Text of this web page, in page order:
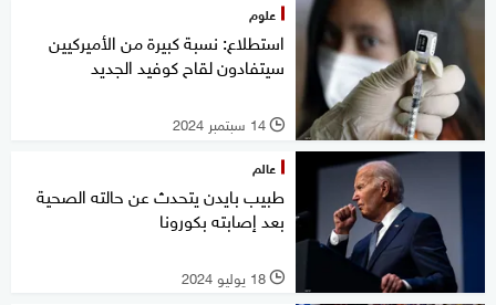
علوم
استطلاع: نسبة كبيرة من الأميركيين
سيتفادون لقاح كوفيد الجديد
l 14 سبتمبر 2024
عالم
طبيب بايدن يتحدث عن حالته الصحية
بعد إصابته بكورونا
l 18 يوليو 2024